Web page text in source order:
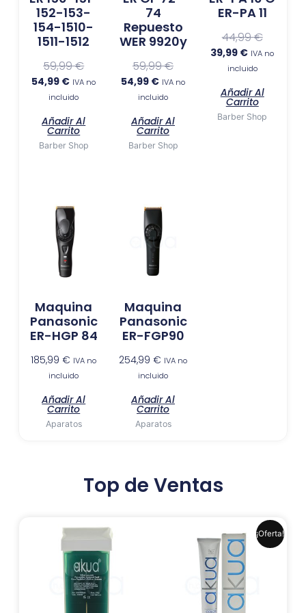
152-153-
154-1510-
1511-1512
59,99€
54,99 € IVA no
incluido
Añadir Al
Carrito
Barber Shop
74
Repuesto
WER 9920y
59,99€
54,99 € IVA no
incluido
Añadir Al
Carrito
Barber Shop
ER-PA 11
44,99€
39,99 € IVA no
incluido
Añadir Al
Carrito
Barber Shop
Maquina
Panasonic
ER-HGP 84
185,99€ IVA no
incluido
Añadir Al
Carrito
Aparatos
Maquina
Panasonic
ER-FGP90
254,99 € IVA no
incluido
Añadir Al
Carrito
Aparatos
Top de Ventas
¡Oferta!
precio
original
era:
6,99 €.
precio
actual
es:
6,41 €.
Este